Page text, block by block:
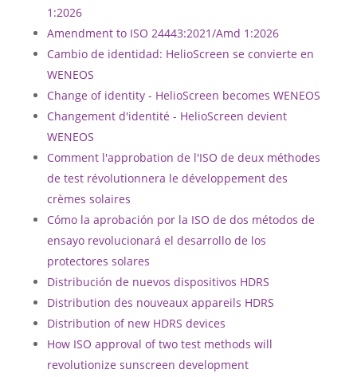
1:2026
Amendment to ISO 24443:2021/Amd 1:2026
Cambio de identidad: HelioScreen se convierte en
WENEOS
Change of identity - HelioScreen becomes WENEOS
Changement d'identité - HelioScreen devient
WENEOS
Comment l'approbation de l'ISO de deux méthodes
de test révolutionnera le développement des
crèmes solaires
Cómo la aprobación por la ISO de dos métodos de
ensayo revolucionará el desarrollo de los
protectores solares
Distribución de nuevos dispositivos HDRS
Distribution des nouveaux appareils HDRS
Distribution of new HDRS devices
How ISO approval of two test methods will
revolutionize sunscreen development